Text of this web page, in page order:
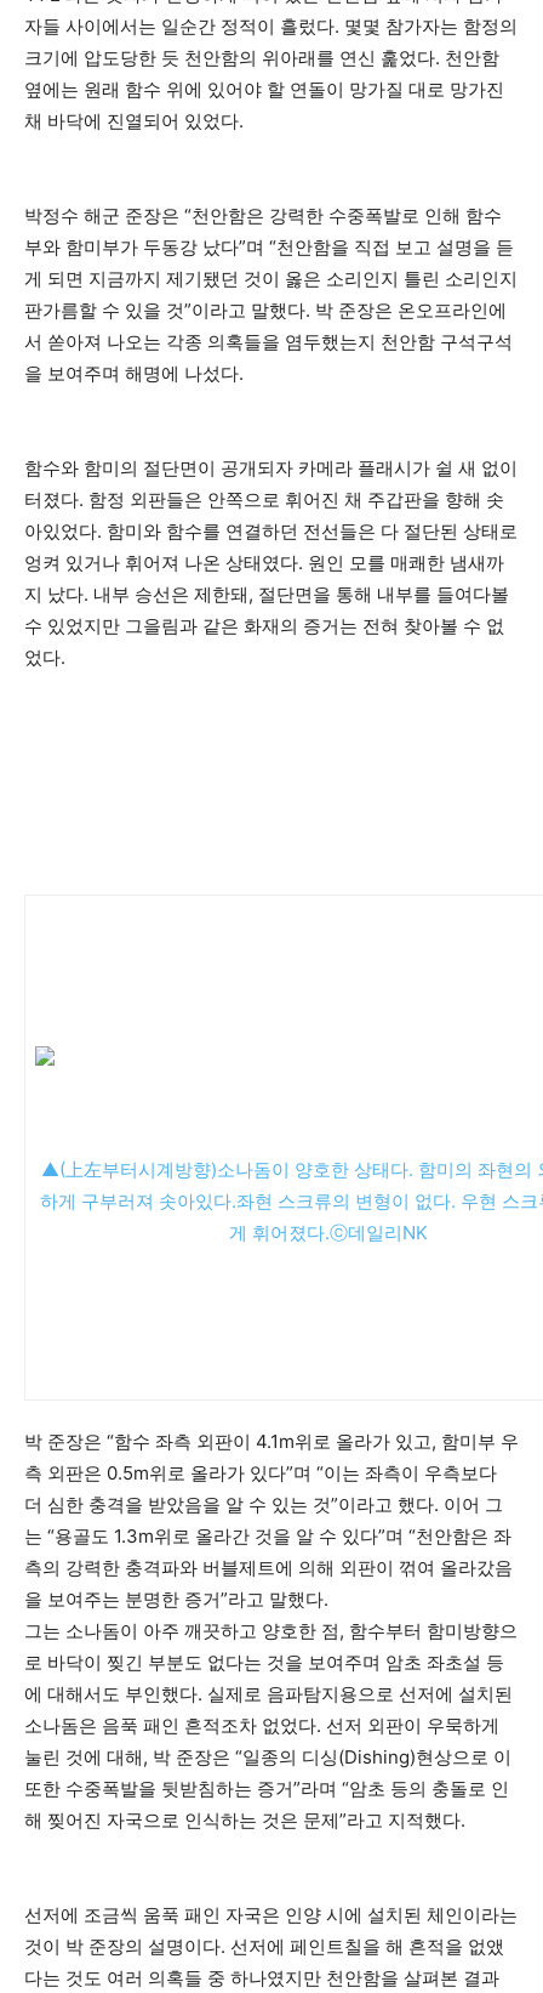
자들 사이에서는 일순간 정적이 흘렀다. 몇몇 참가자는 함정의
크기에 압도당한 듯 천안함의 위아래를 연신 훑었다. 천안함
옆에는 원래 함수 위에 있어야 할 연돌이 망가질 대로 망가진
채 바닥에 진열되어 있었다.
박정수 해군 준장은 “천안함은 강력한 수중폭발로 인해 함수
부와 함미부가 두동강 났다”며 “천안함을 직접 보고 설명을 듣
게 되면 지금까지 제기됐던 것이 옳은 소리인지 틀린 소리인지
판가름할 수 있을 것”이라고 말했다. 박 준장은 온오프라인에
서 쏟아져 나오는 각종 의혹들을 염두했는지 천안함 구석구석
을 보여주며 해명에 나섰다.
함수와 함미의 절단면이 공개되자 카메라 플래시가 쉴 새 없이
터졌다. 함정 외판들은 안쪽으로 휘어진 채 주갑판을 향해 솟
아있었다. 함미와 함수를 연결하던 전선들은 다 절단된 상태로
엉켜 있거나 휘어져 나온 상태였다. 원인 모를 매쾌한 냄새까
지 났다. 내부 승선은 제한돼, 절단면을 통해 내부를 들여다볼
수 있었지만 그을림과 같은 화재의 증거는 전혀 찾아볼 수 없
었다.
▲(上左부터시계방향)소나돔이 양호한 상태다. 함미의 좌현의
하게 구부러져 솟아있다.좌현 스크류의 변형이 없다. 우현 스
게 휘어졌다.ⓒ데일리NK
박 준장은 “함수 좌측 외판이 4.1m위로 올라가 있고, 함미부 우
측 외판은 0.5m위로 올라가 있다”며 “이는 좌측이 우측보다
더 심한 충격을 받았음을 알 수 있는 것”이라고 했다. 이어 그
는 “용골도 1.3m위로 올라간 것을 알 수 있다”며 “천안함은 좌
측의 강력한 충격파와 버블제트에 의해 외판이 꺾여 올라갔음
을 보여주는 분명한 증거”라고 말했다.
그는 소나돔이 아주 깨끗하고 양호한 점, 함수부터 함미방향으
로 바닥이 찢긴 부분도 없다는 것을 보여주며 암초 좌초설 등
에 대해서도 부인했다. 실제로 음파탐지용으로 선저에 설치된
소나돔은 음푹 패인 흔적조차 없었다. 선저 외판이 우묵하게
눌린 것에 대해, 박 준장은 “일종의 디싱(Dishing)현상으로 이
또한 수중폭발을 뒷받침하는 증거”라며 “암초 등의 충돌로 인
해 찢어진 자국으로 인식하는 것은 문제”라고 지적했다.
선저에 조금씩 움푹 패인 자국은 인양 시에 설치된 체인이라는
것이 박 준장의 설명이다. 선저에 페인트칠을 해 흔적을 없앴
다는 것도 여러 의혹들 중 하나였지만 천안함을 살펴본 결과